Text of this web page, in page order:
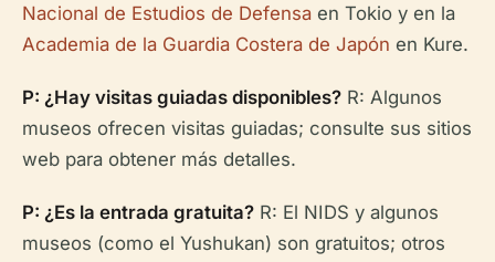
Nacional de Estudios de Defensa en Tokio y en la
Academia de la Guardia Costera de Japón en Kure.
P: ¿Hay visitas guiadas disponibles? R: Algunos
museos ofrecen visitas guiadas; consulte sus sitios
web para obtener más detalles.
P: ¿Es la entrada gratuita? R: El NIDS y algunos
museos (como el Yushukan) son gratuitos; otros